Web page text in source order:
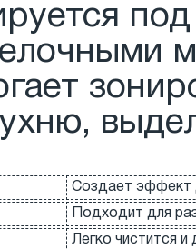
Создает эффект
Подходит для
Легко чистится и